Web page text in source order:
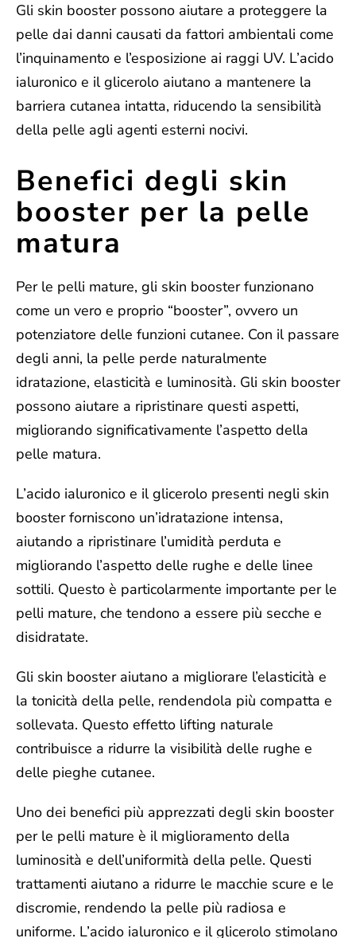
Gli skin booster possono aiutare a proteggere la
pelle dai danni causati da fattori ambientali come
l’inquinamento e l’esposizione ai raggi UV. L’acido
ialuronico e il glicerolo aiutano a mantenere la
barriera cutanea intatta, riducendo la sensibilità
della pelle agli agenti esterni nocivi.
Benefici degli skin
booster per la pelle
matura
Per le pelli mature, gli skin booster funzionano
come un vero e proprio “booster”, ovvero un
potenziatore delle funzioni cutanee. Con il passare
degli anni, la pelle perde naturalmente
idratazione, elasticità e luminosità. Gli skin booster
possono aiutare a ripristinare questi aspetti,
migliorando significativamente l’aspetto della
pelle matura.
L’acido ialuronico e il glicerolo presenti negli skin
booster forniscono un’idratazione intensa,
aiutando a ripristinare l’umidità perduta e
migliorando l’aspetto delle rughe e delle linee
sottili. Questo è particolarmente importante per le
pelli mature, che tendono a essere più secche e
disidratate.
Gli skin booster aiutano a migliorare l’elasticità e
la tonicità della pelle, rendendola più compatta e
sollevata. Questo effetto lifting naturale
contribuisce a ridurre la visibilità delle rughe e
delle pieghe cutanee.
Uno dei benefici più apprezzati degli skin booster
per le pelli mature è il miglioramento della
luminosità e dell’uniformità della pelle. Questi
trattamenti aiutano a ridurre le macchie scure e le
discromie, rendendo la pelle più radiosa e
uniforme. L’acido ialuronico e il glicerolo stimolano